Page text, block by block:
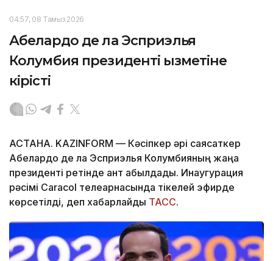
04:57, 08 Тамыз 2026
Абелардо де ла Эсприэлья
Колумбия президенті қызметіне
кірісті
АСТАНА. KAZINFORM — Кәсіпкер әрі саясаткер
Абелардо де ла Эсприэлья Колумбияның жаңа
президенті ретінде ант қабылдады. Инаугурация
рәсімі Caracol телеарнасында тікелей эфирде
көрсетілді, деп хабарлайды ТАСС.